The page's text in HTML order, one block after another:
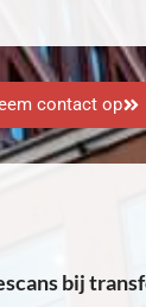
contact op
bij